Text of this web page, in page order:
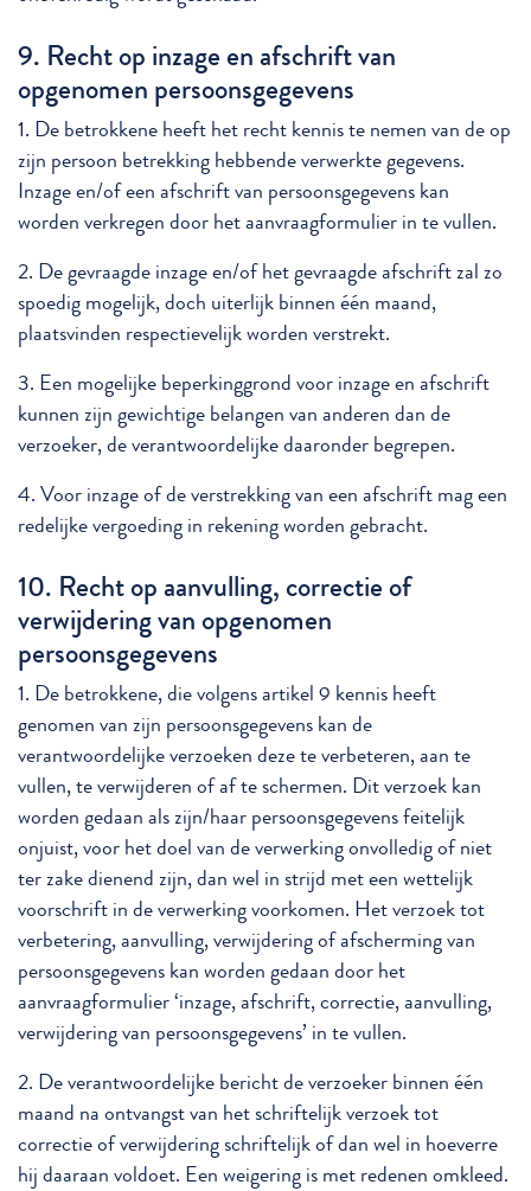
9. Recht op inzage en afschrift van
opgenomen persoonsgegevens
1. De betrokkene heeft het recht kennis te nemen van de op
zijn persoon betrekking hebbende verwerkte gegevens.
Inzage en/of een afschrift van persoonsgegevens kan
worden verkregen door het aanvraagformulier in te vullen.
2. De gevraagde inzage en/of het gevraagde afschrift zal zo
spoedig mogelijk, doch uiterlijk binnen één maand,
plaatsvinden respectievelijk worden verstrekt.
3. Een mogelijke beperkinggrond voor inzage en afschrift
kunnen zijn gewichtige belangen van anderen dan de
verzoeker, de verantwoordelijke daaronder begrepen.
4. Voor inzage of de verstrekking van een afschrift mag een
redelijke vergoeding in rekening worden gebracht.
10. Recht op aanvulling, correctie of
verwijdering van opgenomen
persoonsgegevens
1. De betrokkene, die volgens artikel 9 kennis heeft
genomen van zijn persoonsgegevens kan de
verantwoordelijke verzoeken deze te verbeteren, aan te
vullen, te verwijderen of af te schermen. Dit verzoek kan
worden gedaan als zijn/haar persoonsgegevens feitelijk
onjuist, voor het doel van de verwerking onvolledig of niet
ter zake dienend zijn, dan wel in strijd met een wettelijk
voorschrift in de verwerking voorkomen. Het verzoek tot
verbetering, aanvulling, verwijdering of afscherming van
persoonsgegevens kan worden gedaan door het
aanvraagformulier ‘inzage, afschrift, correctie, aanvulling,
verwijdering van persoonsgegevens’ in te vullen.
2. De verantwoordelijke bericht de verzoeker binnen één
maand na ontvangst van het schriftelijk verzoek tot
correctie of verwijdering schriftelijk of dan wel in hoeverre
hij daaraan voldoet. Een weigering is met redenen omkleed.